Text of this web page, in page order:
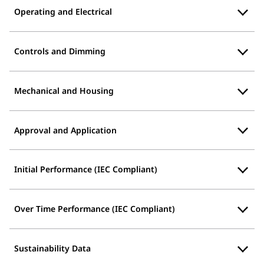
Operating and Electrical
Controls and Dimming
Mechanical and Housing
Approval and Application
Initial Performance (IEC Compliant)
Over Time Performance (IEC Compliant)
Sustainability Data